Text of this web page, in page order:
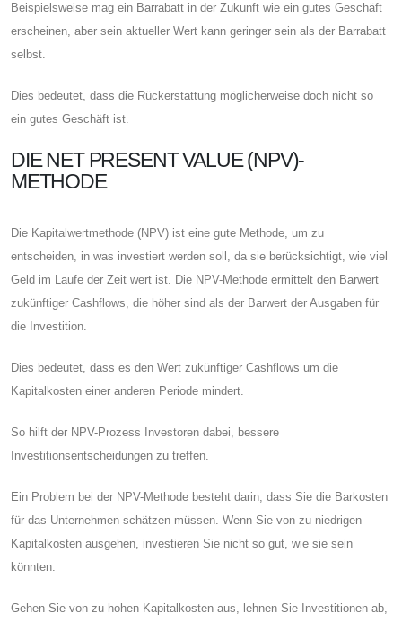
Beispielsweise mag ein Barrabatt in der Zukunft wie ein gutes Geschäft
erscheinen, aber sein aktueller Wert kann geringer sein als der Barrabatt
selbst.
Dies bedeutet, dass die Rückerstattung möglicherweise doch nicht so
ein gutes Geschäft ist.
DIE NET PRESENT VALUE (NPV)-
METHODE
Die Kapitalwertmethode (NPV) ist eine gute Methode, um zu
entscheiden, in was investiert werden soll, da sie berücksichtigt, wie viel
Geld im Laufe der Zeit wert ist. Die NPV-Methode ermittelt den Barwert
zukünftiger Cashflows, die höher sind als der Barwert der Ausgaben für
die Investition.
Dies bedeutet, dass es den Wert zukünftiger Cashflows um die
Kapitalkosten einer anderen Periode mindert.
So hilft der NPV-Prozess Investoren dabei, bessere
Investitionsentscheidungen zu treffen.
Ein Problem bei der NPV-Methode besteht darin, dass Sie die Barkosten
für das Unternehmen schätzen müssen. Wenn Sie von zu niedrigen
Kapitalkosten ausgehen, investieren Sie nicht so gut, wie sie sein
könnten.
Gehen Sie von zu hohen Kapitalkosten aus, lehnen Sie Investitionen ab,